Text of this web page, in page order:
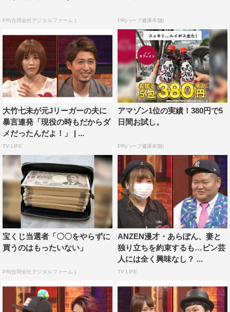
笑い、「ごめんなさい、エヘッ」。事態を重く見たココリ
コと夏菜は辞めたほうがいいと思う習い事を真剣に提案し
ていくが、清水はなんだかんだと理由をつけては「辞めら
れない、譲れない」と一向に首を縦には振らず。やむなく
夫が譲歩して念書の書き換えにまで踏み切るも、番組開始
以来初の“衝撃的な結末”を迎える。
PR(合同会社デジタルファーム ) PR(ハーブ健康本舗)
大竹七未が元Jリーガーの夫に
暴言連発「現役の時もだからダ
メだったんだよ！」 | ...
TV LIFE
アマゾン1位の実績！380円で5
日間お試し。
PR(ハーブ健康本舗)
宝くじ当選者「〇〇をやらずに
買うのはもったいない」
PR(合同会社デジタルファーム )
ANZEN漫才・あらぽん、妻と
独り立ちを約束するも…ピン芸
人には全く興味なし？ ...
TV LIFE